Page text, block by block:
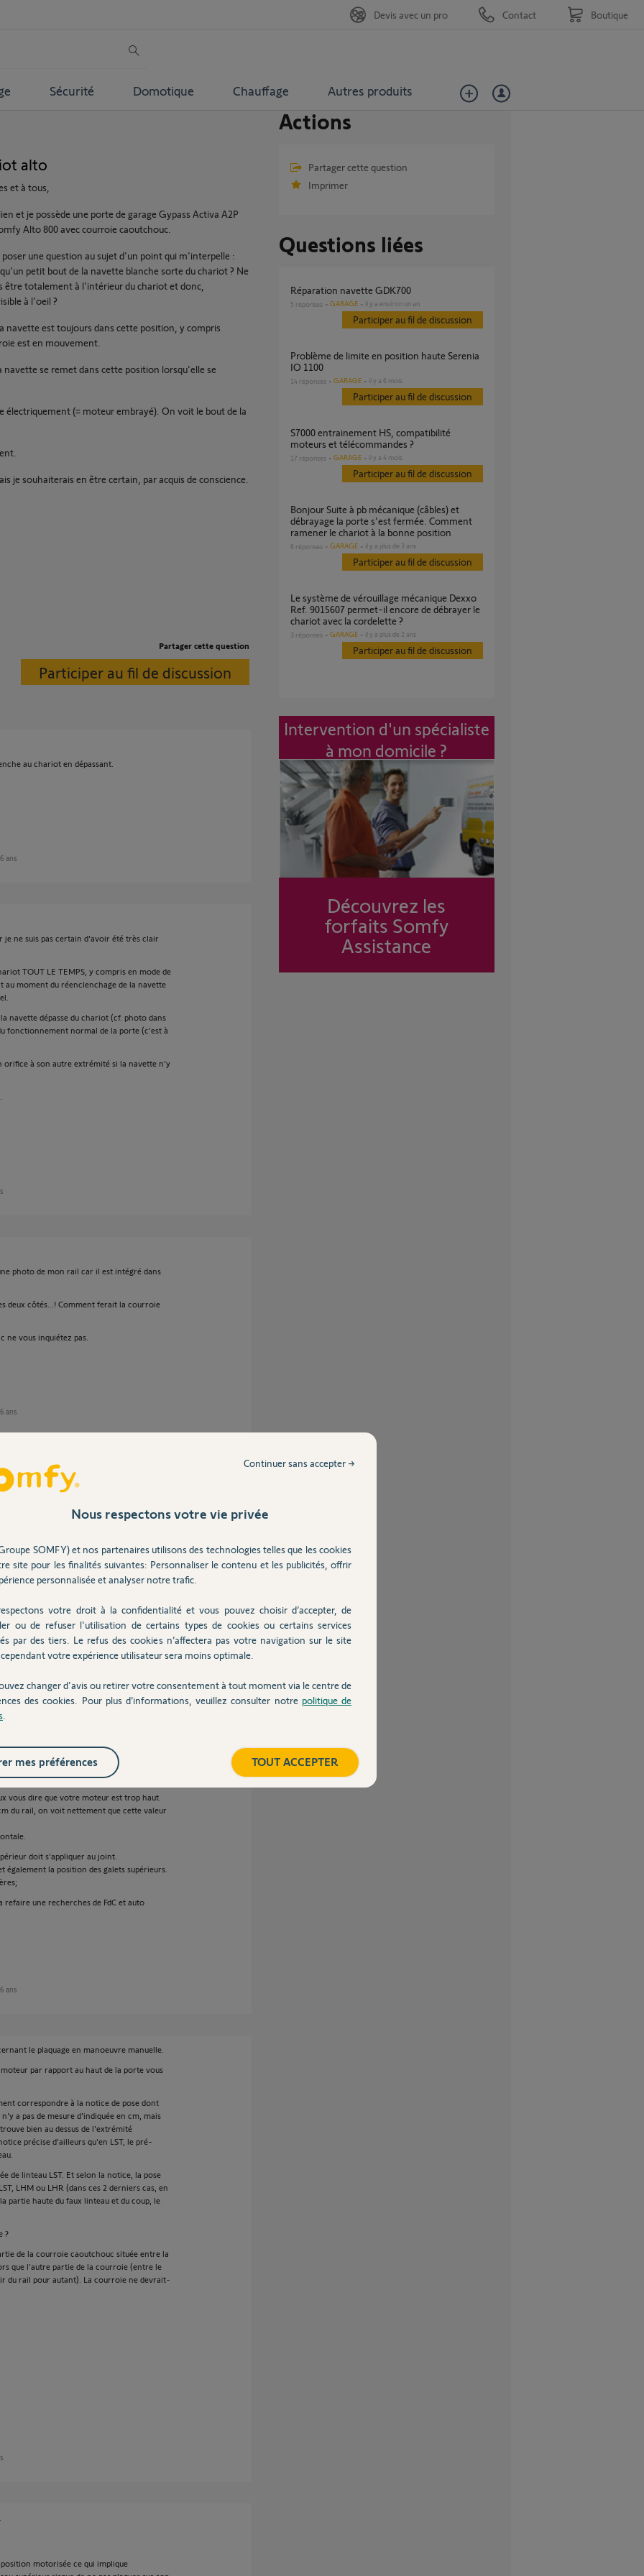
Sécurité Domotique Chauffage Autres produits
Devis avec un pro Contact Boutique
alto
et à tous,
et je possède une porte de garage Gypass Activa A2P
Alto 800 avec courroie caoutchouc.
poser une question au sujet d'un point qui m'interpelle :
petit bout de la navette blanche sorte du chariot ? Ne
être totalement à l'intérieur du chariot et donc,
à l'oeil ?
navette est toujours dans cette position, y compris
est en mouvement.
navette se remet dans cette position lorsqu'elle se
(= moteur embrayé). On voit le bout de la
je souhaiterais en être certain, par acquis de conscience.
Partager cette question
Participer au fil de discussion
au chariot en dépassant.
ans
ne suis pas certain d'avoir été très clair
TOUT LE TEMPS, y compris en mode de
moment du réenclenchage de la navette
navette dépasse du chariot (cf. photo dans
fonctionnement normal de la porte (c'est à
à son autre extrémité si la navette n'y
photo de mon rail car il est intégré dans
deux côtés...! Comment ferait la courroie
vous inquiétez pas.
ans
en part afin de laisser la navette le
?
: lorsque la porte est en mode manuel
du haut laisse entrevoir du jour : il n'est
du haut contre le joint du haut n'est
car en lisant d'autres questions sur ce
doit être aussi bien plaquée en mode
il faudra consulter les supports de la
vous dire que votre moteur est trop haut.
du rail, on voit nettement que cette valeur
doit s'appliquer au joint.
la position des galets supérieurs.
refaire une recherches de FdC et auto
ans
le plaquage en manoeuvre manuelle.
par rapport au haut de la porte vous
correspondre à la notice de pose dont
a pas de mesure d'indiquée en cm, mais
bien au dessus de l'extrémité
précise d'ailleurs qu'en LST, le pré-
de linteau LST. Et selon la notice, la pose
LHM ou LHR (dans ces 2 derniers cas, en
partie haute du faux linteau et du coup, le
?
de la courroie caoutchouc située entre la
que l'autre partie de la courroie (entre le
du rail pour autant). La courroie ne devrait-
motorisée ce qui implique
Actions
Partager cette question
Imprimer
Questions liées
réparation navette GDK700
5 réponses GARAGE il y a environ un an
Participer au fil de discussion
Problème de limite en position haute Serenia
IO 1100
14 réponses GARAGE il y a 6 mois
Participer au fil de discussion
S7000 entrainement HS, compatibilité
moteurs et télécommandes ?
17 réponses GARAGE il y a 4 mois
Participer au fil de discussion
Bonjour Suite à pb mécanique (câbles) et
débrayage la porte s'est fermée. Comment
ramener le chariot à la bonne position
6 réponses GARAGE il y a plus de 3 ans
Participer au fil de discussion
Le système de vérouillage mécanique Dexxo
Ref. 9015607 permet-il encore de débrayer le
chariot avec la cordelette ?
3 réponses GARAGE il y a plus de 2 ans
Participer au fil de discussion
Intervention d'un spécialiste
à mon domicile ?
Découvrez les
forfaits Somfy
Assistance
Nous respectons votre vie privée
SOMFY) et nos partenaires utilisons des technologies telles que les cookies
site pour les finalités suivantes: Personnaliser le contenu et les publicités, offrir
personnalisée et analyser notre trafic.
votre droit à la confidentialité et vous pouvez choisir d’accepter, de
ou de refuser l'utilisation de certains types de cookies ou certains services
par des tiers. Le refus des cookies n’affectera pas votre navigation sur le site
votre expérience utilisateur sera moins optimale.
changer d'avis ou retirer votre consentement à tout moment via le centre de
des cookies. Pour plus d’informations, veuillez consulter notre politique de
Continuer sans accepter →
TOUT ACCEPTER
mes préférences